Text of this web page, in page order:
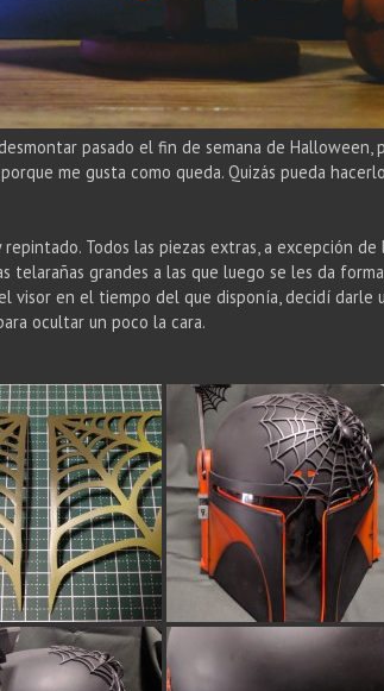
pasado el fin de semana de Halloween,
me gusta como queda. Quizás pueda
Todos las piezas extras, a excepción
telarañas grandes a las que luego se les da
visor en el tiempo del que disponía, decidí darle
ocultar un poco la cara.